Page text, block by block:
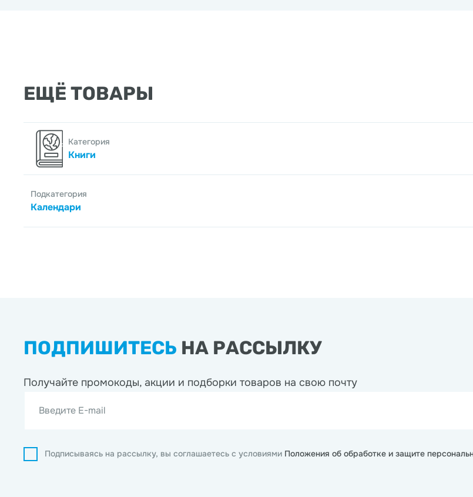
ЕЩЁ ТОВАРЫ
Категория
Книги
Подкатегория
Календари
ПОДПИШИТЕСЬ НА РАССЫЛКУ
Получайте промокоды, акции и подборки товаров на свою почту
Введите E-mail
Подписываясь на рассылку, вы соглашаетесь с условиями Положения об обработке и защите